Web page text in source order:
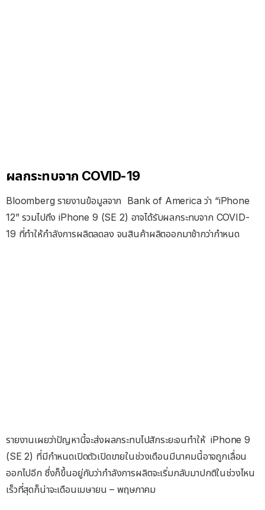
ผลกระทบจาก COVID-19
Bloomberg รายงานข้อมูลจาก Bank of America ว่า “iPhone
12” รวมไปถึง iPhone 9 (SE 2) อาจได้รับผลกระทบจาก COVID-
19 ที่ทำให้กำลังการผลิตลดลง จนสินค้าผลิตออกมาช้ากว่ากำหนด
รายงานเผยว่าปัญหานี้จะส่งผลกระทบไปสักระยะจนทำให้ iPhone 9
(SE 2) ที่มีกำหนดเปิดตัวเปิดขายในช่วงเดือนมีนาคมนี้อาจถูกเลื่อน
ออกไปอีก ซึ่งก็ขึ้นอยู่กับว่ากำลังการผลิตจะเริ่มกลับมาปกติในช่วงไหน
เร็วที่สุดก็น่าจะเดือนเมษายน – พฤษภาคม